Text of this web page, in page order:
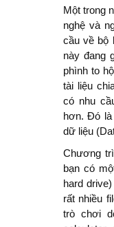
5
Một trong
nghệ và
cầu về bộ
này đang
phình to
tài liệu
có nhu
hơn. Đó là
dữ liệu
Chương
bạn có
hard
rất nhiều
trò chơi